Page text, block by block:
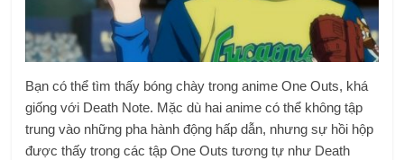
Bạn có thể tìm thấy bóng chày trong anime One Outs, khá
giống với Death Note. Mặc dù hai anime có thể không tập
trung vào những pha hành động hấp dẫn, nhưng sự hồi hộp
được thấy trong các tập One Outs tương tự như Death